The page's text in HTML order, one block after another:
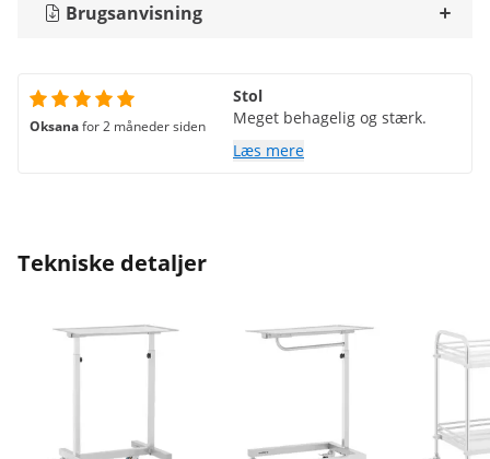
Brugsanvisning
Oksanafor 2 måneder siden
Stol
Meget behagelig og stærk.
Læs mere
Tekniske detaljer